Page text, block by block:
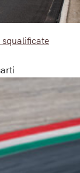
squalificate